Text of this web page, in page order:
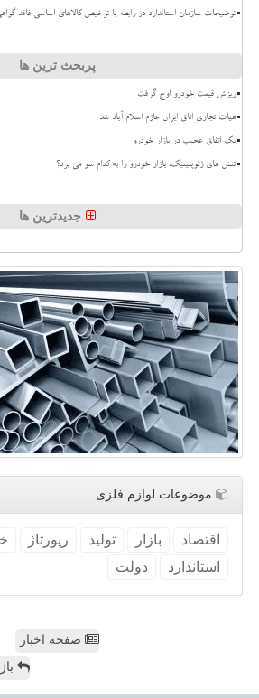
توضیحات سازمان استاندارد در رابطه با ترخیص کالاهای اساسی فاقد
پربحث ترین ها
ریزش قیمت خودرو اوج گرفت
هیات تجاری اتاق ایران عازم اسلام آباد شد
بک اتفاق عجیب در بازار خودرو
تنش های ژئوپلیتیک، بازار خودرو را به کدام سو می برد؟
جدیدترین ها
موضوعات لوازم فلزی
اقتصاد بازار تولید رپورتاژ
استاندارد
دولت
صفحه اخبار